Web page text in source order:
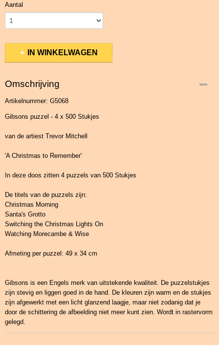
Aantal
IN WINKELWAGEN
Omschrijving
Artikelnummer: G5068
Gibsons puzzel - 4 x 500 Stukjes
van de artiest Trevor Mitchell
'A Christmas to Remember'
In deze doos zitten 4 puzzels van 500 Stukjes
De titels van de puzzels zijn:
Christmas Morning
Santa's Grotto
Switching the Christmas Lights On
Watching Morecambe & Wise
Afmeting per puzzel: 49 x 34 cm
Gibsons is een Engels merk van uitstekende kwaliteit. De puzzelstukjes
zijn stevig en liggen goed in de hand. De kleuren zijn warm en de stukjes
zijn afgewerkt met een licht glanzend laagje, maar niet zodanig dat je
door de schittering de afbeelding niet meer kunt zien. Wordt in rastervorm
gelegd.